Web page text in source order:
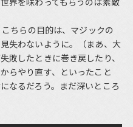
ちらの目的は、マジックの
失わないように。（まあ、大
敗したときに巻き戻したり、
らやり直す、といったこと
なるだろう。まだ深いところ